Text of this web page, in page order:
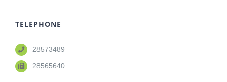
TELEPHONE
28573489
28565640